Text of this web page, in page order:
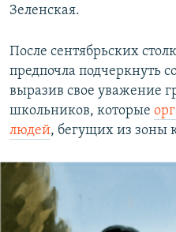
Зеленская.
После сентябрьских
предпочла подчеркнуть
выразив свое уважение
школьников, которые
людей, бегущих из зоны